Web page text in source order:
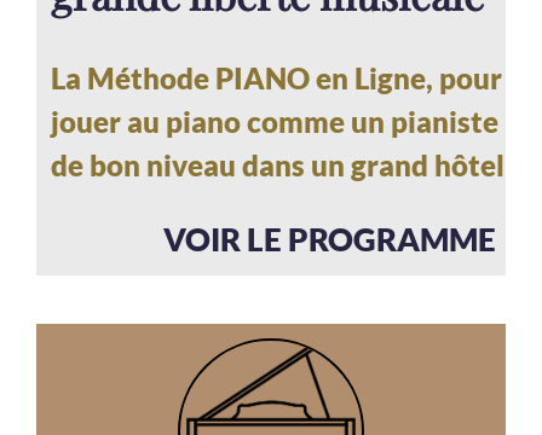
La Méthode PIANO en Ligne, pour
jouer au piano comme un pianiste
de bon niveau dans un grand hôtel
VOIR LE PROGRAMME